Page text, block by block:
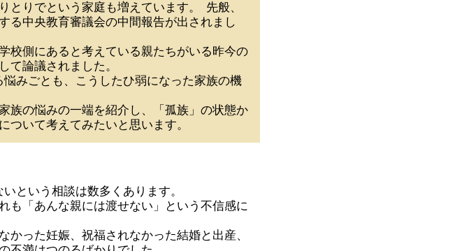
とりでという家庭も増えています。 先般、
る中央教育審議会の中間報告が出されまし
校側にあると考えている親たちがいる昨今の
て論議されました。
みごとも、こうしたひ弱になった家族の機
族の悩みの一端を紹介し、「孤族」の状態か
ついて考えてみたいと思います。
という相談は数多くあります。
も「あんな親には渡せない」という不信感に
かった妊娠、祝福されなかった結婚と出産、